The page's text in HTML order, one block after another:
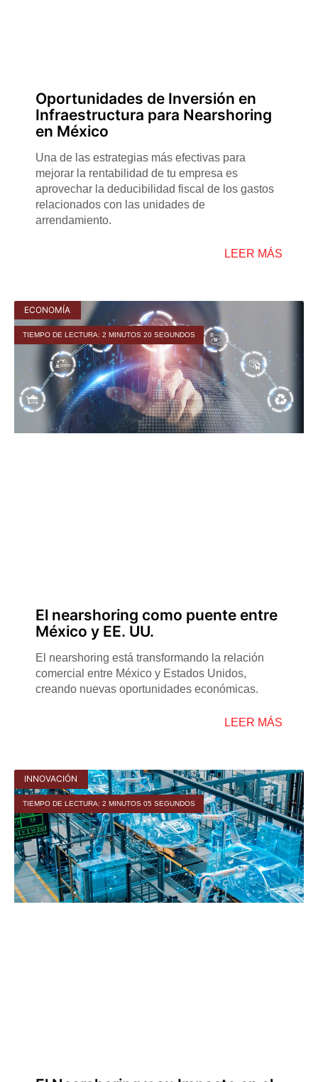
Oportunidades de Inversión en
Infraestructura para Nearshoring
en México
Una de las estrategias más efectivas para
mejorar la rentabilidad de tu empresa es
aprovechar la deducibilidad fiscal de los gastos
relacionados con las unidades de
arrendamiento.
LEER MÁS
ECONOMÍA
El nearshoring como puente entre
México y EE. UU.
TIEMPO DE LECTURA: 2 MINUTOS 20 SEGUNDOS
El nearshoring está transformando la relación
comercial entre México y Estados Unidos,
creando nuevas oportunidades económicas.
LEER MÁS
INNOVACIÓN
TIEMPO DE LECTURA: 2 MINUTOS 05 SEGUNDOS